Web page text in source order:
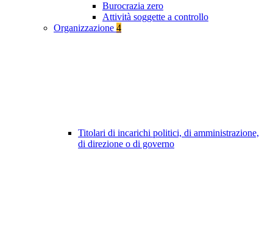
Burocrazia zero
Attività soggette a controllo
Organizzazione 4
Titolari di incarichi politici, di amministrazione,
di direzione o di governo